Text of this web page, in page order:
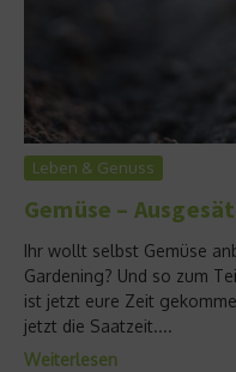
Leben & Genuss
Gemüse –
Ihr wollt selbst Gemüse
Gardening? Und so zum
ist jetzt eure Zeit
jetzt die Saatzeit....
Weiterlesen